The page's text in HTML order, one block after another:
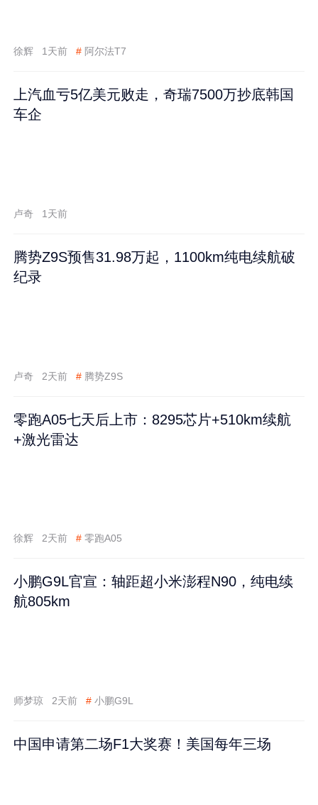
徐辉 1天前 # 阿尔法T7
上汽血亏5亿美元败走，奇瑞7500万抄底韩国
车企
卢奇 1天前
腾势Z9S预售31.98万起，1100km纯电续航破
纪录
卢奇 2天前 # 腾势Z9S
零跑A05七天后上市：8295芯片+510km续航
+激光雷达
徐辉 2天前 # 零跑A05
小鹏G9L官宣：轴距超小米澎程N90，纯电续
航805km
师梦琼 2天前 # 小鹏G9L
中国申请第二场F1大奖赛！美国每年三场